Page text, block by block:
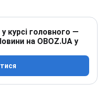
курсі головного —
на OBOZ.UA у